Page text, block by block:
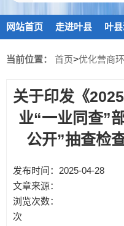
网站首页 走进叶县 叶
当前位置： 首页>优化营商
关于印发《
业“一业同查”
公开”抽查检
发布时间：2025-04-28
文章来源：
浏览次数：
次